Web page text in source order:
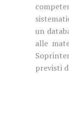
un
alle
previsti